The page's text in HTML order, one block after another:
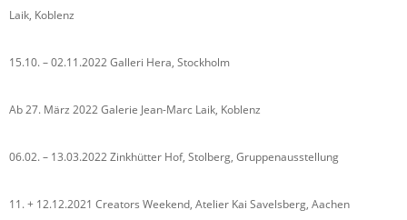
Laik, Koblenz
15.10. – 02.11.2022 Galleri Hera, Stockholm
Ab 27. März 2022 Galerie Jean-Marc Laik, Koblenz
06.02. – 13.03.2022 Zinkhütter Hof, Stolberg, Gruppenausstellung
11. + 12.12.2021 Creators Weekend, Atelier Kai Savelsberg, Aachen